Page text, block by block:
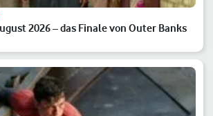
2026 – das Finale von Outer Banks